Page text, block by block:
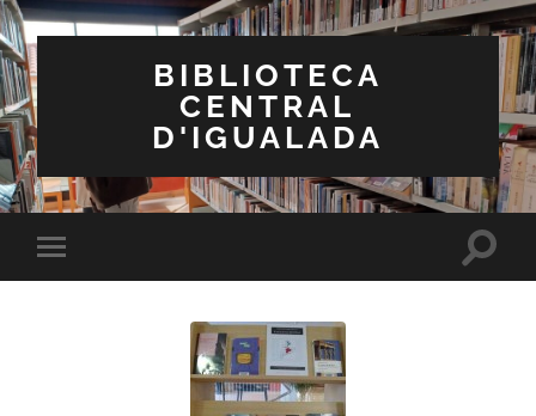
BIBLIOTECA
CENTRAL
D'IGUALADA
Toggle
mobile
Toggle